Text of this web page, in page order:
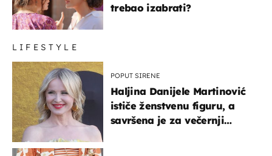
trebao izabrati?
LIFESTYLE
POPUT SIRENE
Haljina Danijele Martinović
ističe ženstvenu figuru, a
savršena je za večernji